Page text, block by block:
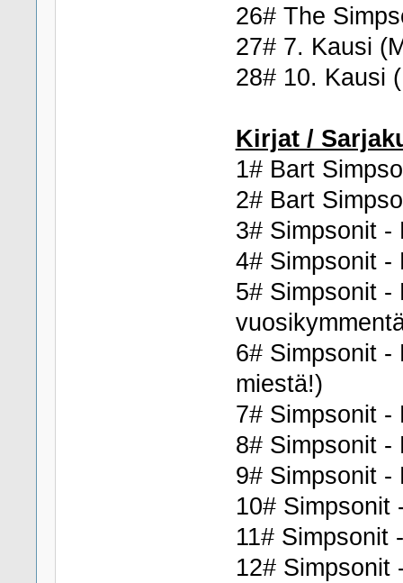
26# The
27# 7. Kausi
28# 10. Kausi
Kirjat /
1# Bart
2# Bart
3# Simpsonit -
4# Simpsonit -
5# Simpsonit -
6# Simpsonit -
miestä!)
7# Simpsonit -
8# Simpsonit -
9# Simpsonit -
10# Simpsonit
11# Simpsonit
12# Simpsonit